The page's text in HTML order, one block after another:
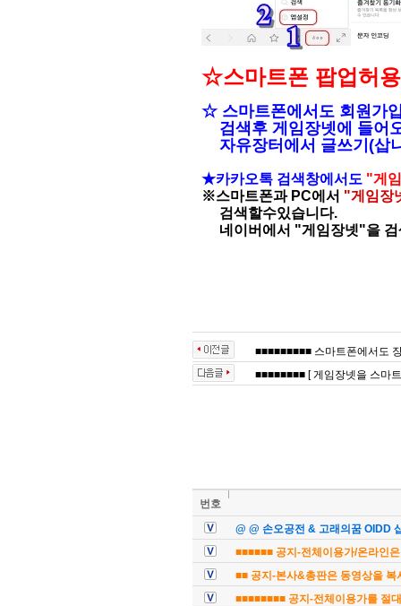
☆스마트폰 팝업허
☆ 스마트폰에서도 회원가
검색후 게임장넷에 들어
자유장터에서 글쓰기(삽
★카카오톡 검색창에서도 "게
※스마트폰과 PC에서 "게임장
검색할수있습니다.
네이버에서 "게임장넷"을 검
■■■■■■■■■ 스마트폰에서도
■■■■■■■■ [ 게임장넷을 스마
번호
@ @ 손오공전 & 고래의꿈 OIDD
■■■■■■ 공지-전체이용가/온라인
■■ 공지-본사&총판은 동영상을
■■■■■■■■ 공지-전체이용가를 절